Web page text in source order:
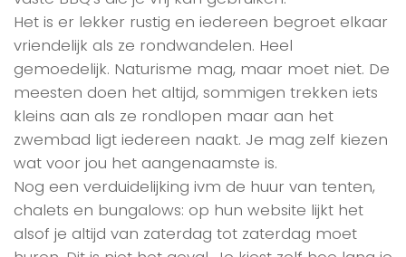
Het is er lekker rustig en iedereen begroet elkaar
vriendelijk als ze rondwandelen. Heel
gemoedelijk. Naturisme mag, maar moet niet. De
meesten doen het altijd, sommigen trekken iets
kleins aan als ze rondlopen maar aan het
zwembad ligt iedereen naakt. Je mag zelf kiezen
wat voor jou het aangenaamste is.
Nog een verduidelijking ivm de huur van tenten,
chalets en bungalows: op hun website lijkt het
alsof je altijd van zaterdag tot zaterdag moet